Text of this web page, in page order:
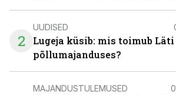
2
UUDISED
Lugeja küsib: mis toimub Läti
põllumajanduses?
MAJANDUSTULEMUSED